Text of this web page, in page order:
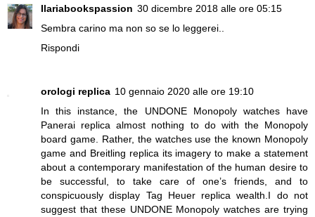
Ilariabookspassion 30 dicembre 2018 alle ore 05:15
Sembra carino ma non so se lo leggerei..
Rispondi
orologi replica 10 gennaio 2020 alle ore 19:10
In this instance, the UNDONE Monopoly watches have
Panerai replica almost nothing to do with the Monopoly
board game. Rather, the watches use the known Monopoly
game and Breitling replicaits imagery to make a statement
about a contemporary manifestation of the human desire to
be successful, to take care of one’s friends, and to
conspicuously display Tag Heuer replica wealth.I do not
suggest that these UNDONE Monopoly watches are trying